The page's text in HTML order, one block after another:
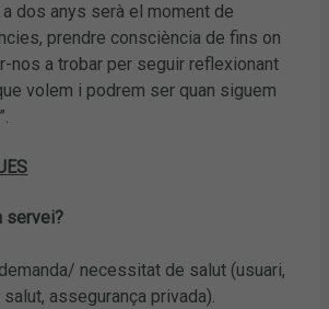
a dos anys serà el moment de
prendre consciència de fins on
nos a trobar per seguir reflexionant
volem i podrem ser quan siguem
servei?
necessitat de salut (usuari,
assegurança privada).